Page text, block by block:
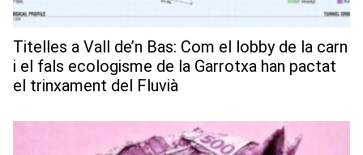
Titelles a Vall de’n Bas: Com el lobby de la carn
i el fals ecologisme de la Garrotxa han pactat
el trinxament del Fluvià